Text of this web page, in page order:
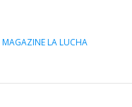
MAGAZINE LA LUCHA